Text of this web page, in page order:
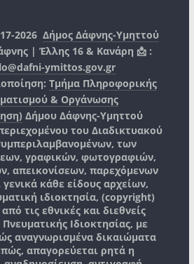
2026Δήμος Δάφνης-Υμηττού
| Έλλης 16 & Κανάρη 📩 :
ymittos.gov.gr
Τμήμα Πληροφορικής
& Οργάνωσης
Δήμου Δάφνης-Υμηττού
του Διαδικτυακού
των
γραφικών, φωτογραφιών,
απεικονίσεων, παρεχόμενων
κάθε είδους αρχείων,
ιδιοκτησία, (copyright)
τις εθνικές και διεθνείς
Πνευματικής Ιδιοκτησίας, με
αναγνωρισμένα δικαιώματα
απαγορεύεται ρητά η